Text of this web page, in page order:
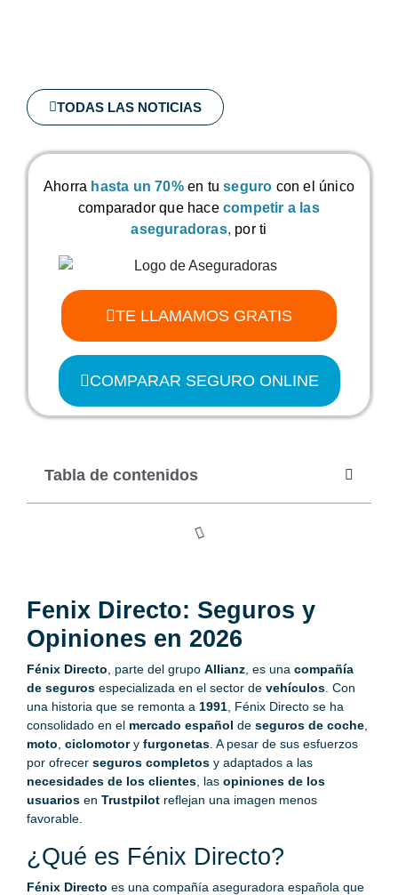
Fenix Directo: Seguros y
Opiniones en 2026
Fénix Directo , parte del grupo Allianz , es una compañía
de seguros especializada en el sector de vehículos . Con
una historia que se remonta a 1991 , Fénix Directo se ha
consolidado en el mercado español de seguros de coche
moto ciclomotory furgonetas . A pesar de sus esfuerzos
por ofrecer seguros completos y adaptados a las
necesidades de los clientes , las opiniones de los
usuarios en Trustpilot reflejan una imagen menos
favorable.
¿Qué es Fénix Directo?
Fénix Directo es una compañía aseguradora española que
TODAS LAS NOTICIAS
Ahorra hasta un 70% en tuseguro con el único
comparador que hace competir a las
aseguradoras, por ti
TE LLAMAMOS GRATIS
COMPARAR SEGURO ONLINE
Tabla de contenidos